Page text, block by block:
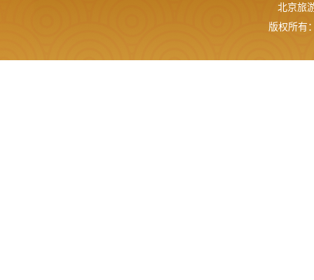
北京旅
版权所有